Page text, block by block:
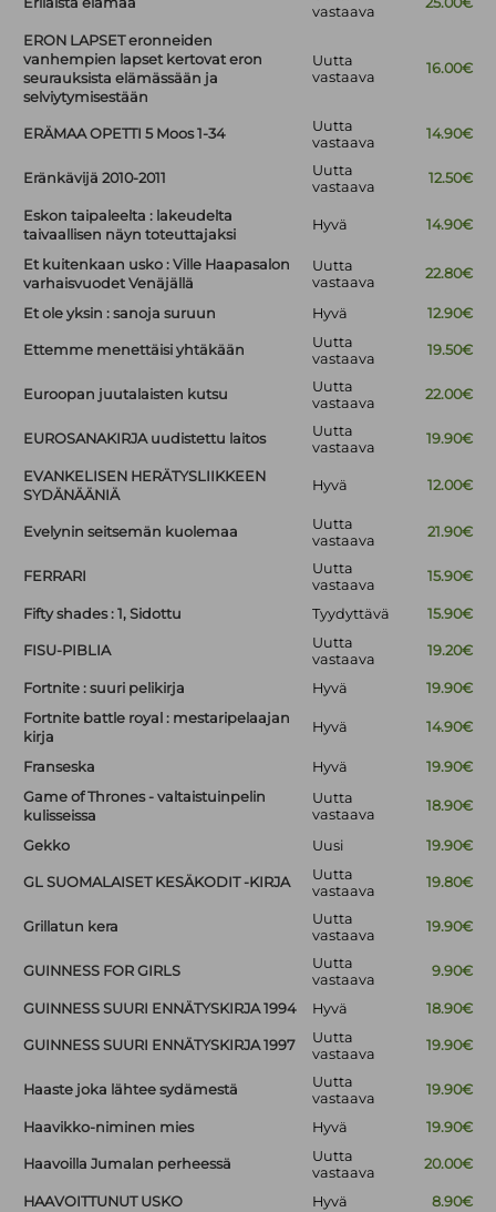
vastaava
ERON LAPSET eronneiden
vanhempien lapset kertovat eron
seurauksista elämässään ja
selviytymisestään
Uutta
vastaava
16.00€
ERÄMAA OPETTI 5 Moos 1-34
Uutta
vastaava
14.90€
Eränkävijä 2010-2011
Uutta
vastaava
12.50€
Eskon taipaleelta : lakeudelta
taivaallisen näyn toteuttajaksi
Hyvä 14.90€
Et kuitenkaan usko : Ville Haapasalon
varhaisvuodet Venäjällä
Uutta
vastaava
22.80€
Et ole yksin : sanoja suruun Hyvä 12.90€
Ettemme menettäisi yhtäkään
Uutta
vastaava
19.50€
Euroopan juutalaisten kutsu
Uutta
vastaava
22.00€
EUROSANAKIRJA uudistettu laitos
Uutta
vastaava
19.90€
EVANKELISEN HERÄTYSLIIKKEEN
SYDÄNÄÄNIÄ
Hyvä 12.00€
Evelynin seitsemän kuolemaa
Uutta
vastaava
21.90€
FERRARI
Uutta
vastaava
15.90€
Fifty shades : 1, Sidottu Tyydyttävä 15.90€
FISU-PIBLIA
Uutta
vastaava
19.20€
Fortnite : suuri pelikirja Hyvä
19.90€
Fortnite battle royal : mestaripelaajan
kirja
Hyvä 14.90€
Franseska Hyvä
19.90€
Game of Thrones - valtaistuinpelin
kulisseissa
Uutta
vastaava
18.90€
Gekko Uusi 19.90€
GL SUOMALAISET KESÄKODIT -KIRJA
Uutta
vastaava
19.80€
Grillatun kera
Uutta
vastaava
19.90€
GUINNESS FOR GIRLS
Uutta
vastaava
9.90€
GUINNESS SUURI ENNÄTYSKIRJA 1994 Hyvä 18.90€
GUINNESS SUURI ENNÄTYSKIRJA 1997
Uutta
vastaava
19.90€
Haaste joka lähtee sydämestä
Uutta
vastaava
19.90€
Haavikko-niminen mies Hyvä 19.90€
Haavoilla Jumalan perheessä
Uutta
vastaava
20.00€
HAAVOITTUNUT USKO Hyvä 8.90€